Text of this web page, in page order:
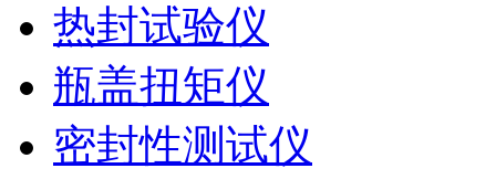
热封试验仪
瓶盖扭矩仪
密封性测试仪